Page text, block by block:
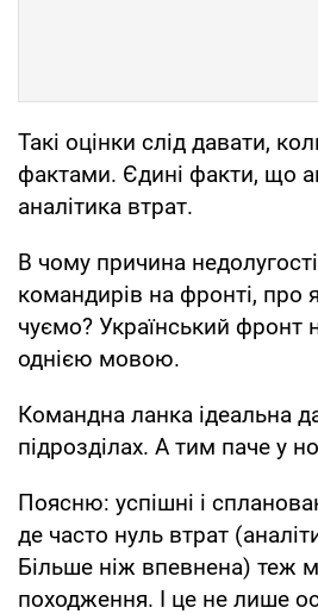
Такі оцінки слід давати,
фактами. Єдині факти, що
аналітика втрат.
В чому причина
командирів на фронті, про
чуємо? Український фронт
однією мовою.
Командна ланка ідеальна
підрозділах. А тим паче у
Поясню: успішні і
де часто нуль втрат
Більше ніж впевнена) теж
походження. І це не лише